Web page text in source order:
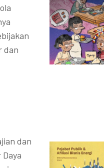
dan
dan